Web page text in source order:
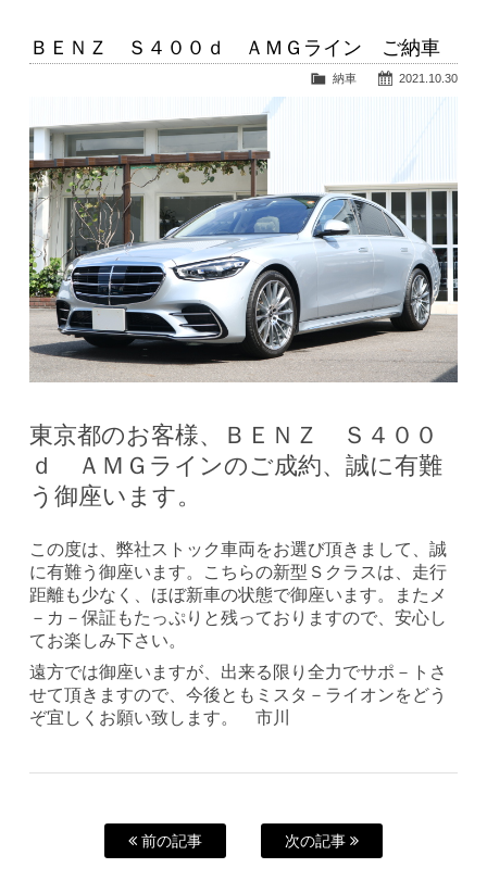
ＢＥＮＺ Ｓ４００ｄ ＡＭＧライン ご納車
2021.10.30
納車
東京都のお客様、ＢＥＮＺ Ｓ４００
ｄ ＡＭＧラインのご成約、誠に有難
う御座います。
この度は、弊社ストック車両をお選び頂きまして、誠
に有難う御座います。こちらの新型Ｓクラスは、走行
距離も少なく、ほぼ新車の状態で御座います。またメ
－カ－保証もたっぷりと残っておりますので、安心し
てお楽しみ下さい。
遠方では御座いますが、出来る限り全力でサポ－トさ
せて頂きますので、今後ともミスタ－ライオンをどう
ぞ宜しくお願い致します。 市川
前の記事 次の記事